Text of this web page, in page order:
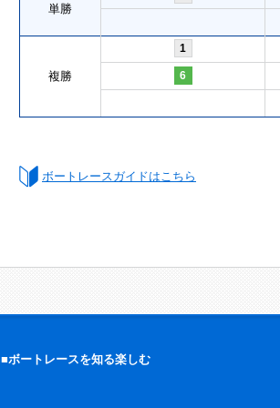
単勝
複勝
1
6
ボートレースガイドはこちら
■ボートレースを知る楽しむ